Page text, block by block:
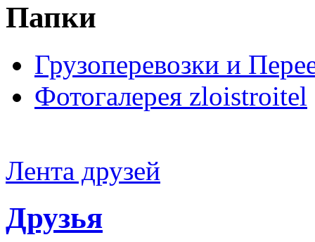
Папки
Грузоперевозки и
Фотогалерея zloistroitel
Лента друзей
Друзья